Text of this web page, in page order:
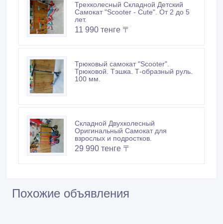
Трехколесный Складной Детский
Самокат "Scooter - Cute". От 2 до 5
лет.
11 990 тенге 〒
Трюковый самокат "Scooter".
Трюковой. Тэшка. Т-образный руль.
100 мм.
Складной Двухколесный
Оригинальный Самокат для
взрослых и подростков.
29 990 тенге 〒
Похожие объявления